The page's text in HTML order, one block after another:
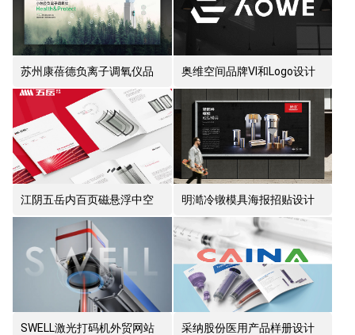
苏州康蓓德负离子调氧仪品
牌官网设计
奥维空间品牌VI和Logo设计
江阴五岳内百页磁悬浮中空
玻璃产品画册设计
明澔冷镦模具海报招贴设计
制作
SWELL激光打码机外贸网站 采纳股份医用产品样册设计